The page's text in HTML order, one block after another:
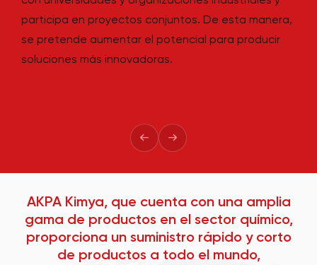
participa en proyectos conjuntos. De esta manera,
se pretende aumentar el potencial para producir
soluciones más innovadoras.
AKPA Kimya, que cuenta con una amplia
gama de productos en el sector químico,
proporciona un suministro rápido y corto
de productos a todo el mundo,